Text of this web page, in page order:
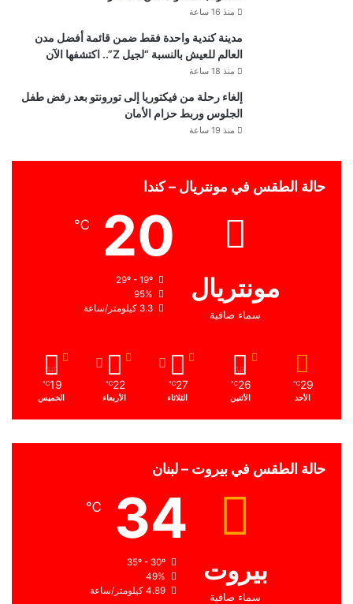
منذ 16 ساعة
مدينة كندية واحدة فقط ضمن قائمة أفضل مدن
العالم للعيش بالنسبة “لجيل Z”.. اكتشفها الآن
منذ 18 ساعة
إلغاء رحلة من فيكتوريا إلى تورونتو بعد رفض طفل
الجلوس وربط حزام الأمان
منذ 19 ساعة
حالة الطقس في مونتريال – كندا
مونتريال
سماء صافية
20
℃
29º - 19º
95%
3.3 كيلومتر/ساعة
29
℃
الأحد
26
℃
الأثنين
27
℃
الثلاثاء
22
℃
الأربعاء
19
℃
الخميس
حالة الطقس في بيروت – لبنان
بيروت
سماء صافية
34
℃
35º - 30º
49%
4.89 كيلومتر/ساعة